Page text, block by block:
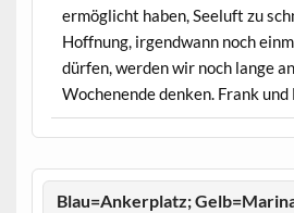
ermöglicht haben, Seeluft zu
Hoffnung, irgendwann noch
dürfen, werden wir noch lange
Wochenende denken. Frank und
Blau=Ankerplatz;